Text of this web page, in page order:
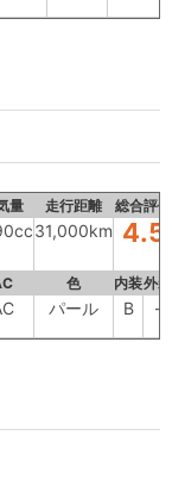
量 走行距離 総合評価
31,000km 4.5
色 内装外装
パール B -